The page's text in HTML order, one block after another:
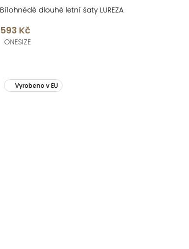
Bílohnědé dlouhé letní šaty LUREZA
593 Kč
ONESIZE
Vyrobeno v EU